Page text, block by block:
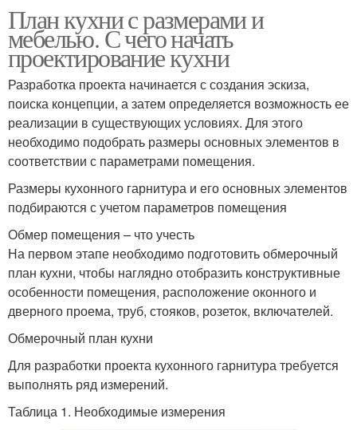
План кухни с размерами и
мебелью. С чего начать
проектирование кухни
Разработка проекта начинается с создания эскиза,
поиска концепции, а затем определяется возможность ее
реализации в существующих условиях. Для этого
необходимо подобрать размеры основных элементов в
соответствии с параметрами помещения.
Размеры кухонного гарнитура и его основных элементов
подбираются с учетом параметров помещения
Обмер помещения – что учесть
На первом этапе необходимо подготовить обмерочный
план кухни, чтобы наглядно отобразить конструктивные
особенности помещения, расположение оконного и
дверного проема, труб, стояков, розеток, включателей.
Обмерочный план кухни
Для разработки проекта кухонного гарнитура требуется
выполнять ряд измерений.
Таблица 1. Необходимые измерения